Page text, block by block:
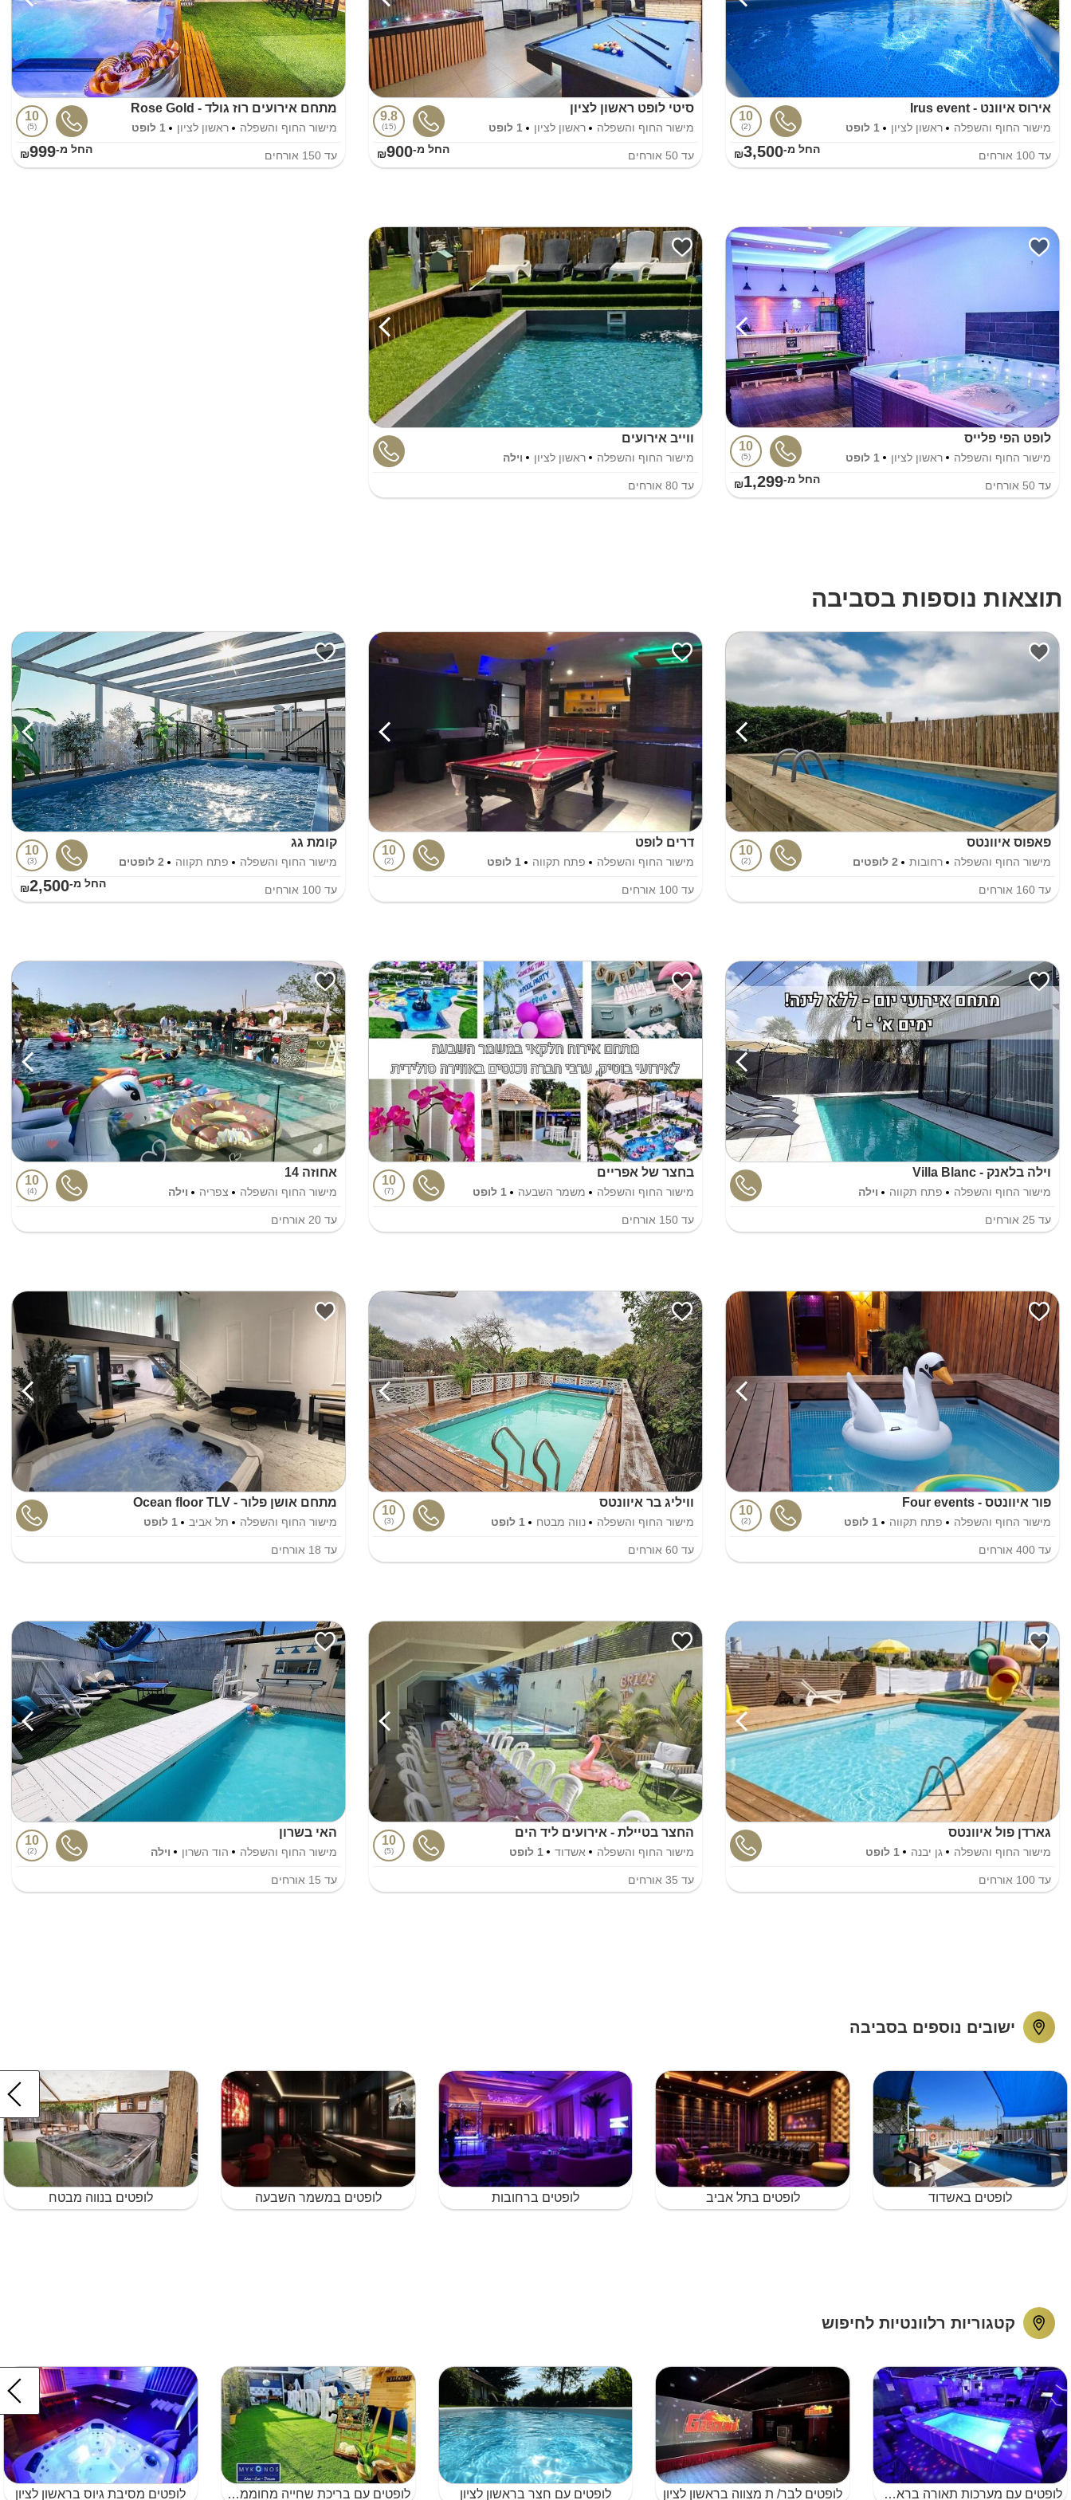
אירוס איוונט - Irus event
מישור החוף והשפלה ראשון לציון 1 לופט
10
2
עד 100 אורחים החל מ-₪3,500
סיטי לופט ראשון לציון
מישור החוף והשפלה ראשון לציון 1 לופט
9.8
15
עד 50 אורחים החל מ-₪900
מתחם אירועים רוז גולד - Rose Gold
מישור החוף והשפלה ראשון לציון 1 לופט
10
5
עד 150 אורחים החל מ-₪999
לופט הפי פלייס
מישור החוף והשפלה ראשון לציון 1 לופט
10
5
עד 50 אורחים החל מ-₪1,299
ווייב אירועים
מישור החוף והשפלה ראשון לציון וילה
עד 80אורחים
תוצאות נוספות בסביבה
פאפוס איוונטס
מישור החוף והשפלה רחובות 2 לופטים
10
2
עד 160 אורחים
דרים לופט
מישור החוף והשפלה פתח תקווה 1 לופט
10
2
עד 100 אורחים
קומת גג
מישור החוף והשפלה פתח תקווה 2 לופטים
10
3
עד 100 אורחים החל מ-₪2,500
וילה בלאנק - Villa Blanc
מישור החוף והשפלה פתח תקווה וילה
עד 25 אורחים
בחצר של אפריים
מישור החוף והשפלה משמר השבעה 1 לופט
10
7
עד 150 אורחים
אחוזה 14
מישור החוף והשפלה צפריה וילה
10
4
עד 20 אורחים
פור איוונטס - Four events
מישור החוף והשפלה פתח תקווה 1 לופט
10
2
עד 400 אורחים
וויליג בר איוונטס
מישור החוף והשפלה נווה מבטח 1 לופט
10
3
עד 60אורחים
מתחם אושן פלור - Ocean floor TLV
מישור החוף והשפלה תל אביב 1 לופט
עד 18 אורחים
גארדן פול איוונטס
מישור החוף והשפלה גן יבנה 1 לופט
עד 100 אורחים
החצר בטיילת - אירועים ליד הים
מישור החוף והשפלה אשדוד 1 לופט
10
5
עד 35אורחים
האי בשרון
מישור החוף והשפלה הוד השרון וילה
10
2
עד 15 אורחים
ישובים נוספים בסביבה
לופטים באשדוד לופטים בתל אביב לופטים ברחובות לופטים במשמר השבעה לופטים בנווה מבטח
קטגוריות רלוונטיות לחיפוש
לופטים עם מערכות תאורה בראשון לציון לופטים לבר/ ת מצווה בראשון לציון לופטים עם חצר בראשון לציון לופטים עם בריכת שחייה מחוממת עם ג'קוזי עם בריכת שחייה בראשון לציון לופטים מסיבת גיוס בראשון לציון